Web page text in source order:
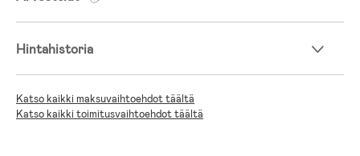
Hintahistoria
Katso kaikki maksuvaihtoehdot täältä
Katso kaikki toimitusvaihtoehdot täältä